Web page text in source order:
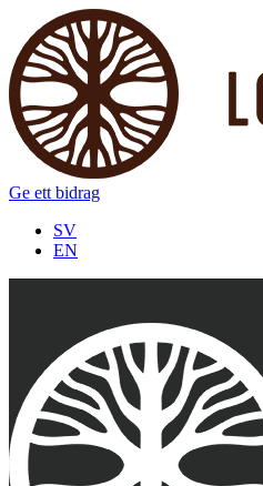
Ge ett bidrag
SV
EN
5 februari 2026
Följ oss på Twitter